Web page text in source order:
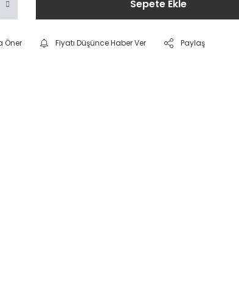
Sepete Ekle
Öner Fiyatı Düşünce Haber Ver Paylaş